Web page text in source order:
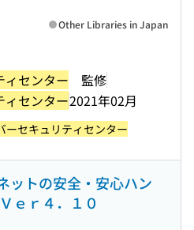
ィセンター 監修
ィセンター2021年02月
Other Libraries in Japan
ーセキュリティセンター
ットの安全・安心ハン
ｅｒ４．１０